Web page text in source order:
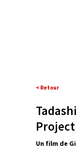
< Retour
Un film de